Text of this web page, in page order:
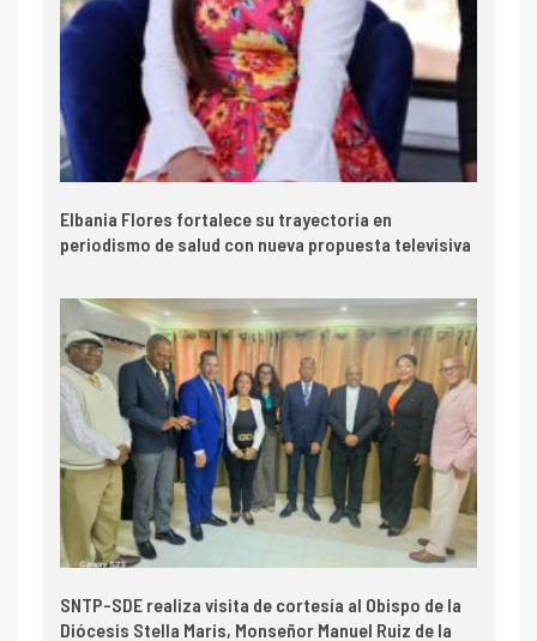
Elbania Flores fortalece su trayectoria en
periodismo de salud con nueva propuesta televisiva
SNTP-SDE realiza visita de cortesía al Obispo de la
Diócesis Stella Maris, Monseñor Manuel Ruiz de la